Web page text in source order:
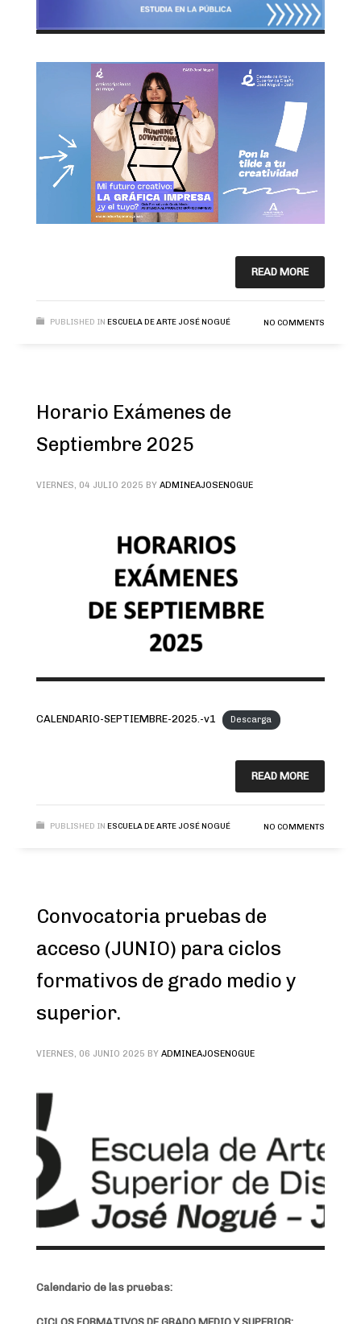
READ MORE
PUBLISHED IN ESCUELA DE ARTE JOSÉ NOGUÉ NO COMMENTS
Horario Exámenes de
Septiembre 2025
VIERNES, 04 JULIO 2025 BY ADMINEAJOSENOGUE
CALENDARIO-SEPTIEMBRE-2025.-v1 Descarga
READ MORE
PUBLISHED IN ESCUELA DE ARTE JOSÉ NOGUÉ NO COMMENTS
Convocatoria pruebas de
acceso (JUNIO) para ciclos
formativos de grado medio y
superior.
VIERNES, 06 JUNIO 2025 BY ADMINEAJOSENOGUE
Calendario de las pruebas: